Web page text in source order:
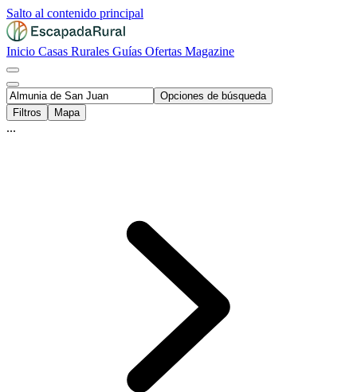
Salto al contenido principal
Inicio Casas Rurales Guías Ofertas Magazine
Opciones de búsqueda
Filtros
Mapa
...